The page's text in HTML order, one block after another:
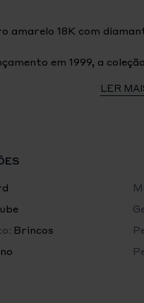
amarelo 18K com
em 1999, a
perfeição e geometria
LER
Brincos